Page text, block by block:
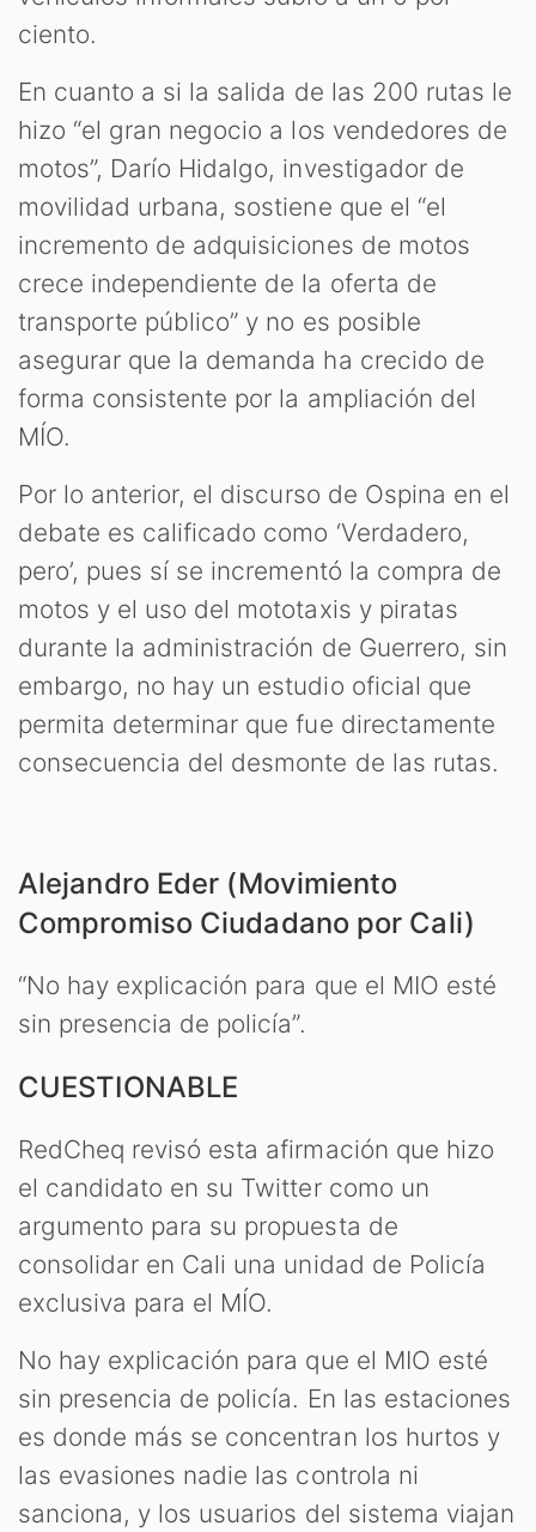
ciento.
En cuanto a si la salida de las 200 rutas le
hizo “el gran negocio a los vendedores de
motos”, Darío Hidalgo, investigador de
movilidad urbana, sostiene que el “el
incremento de adquisiciones de motos
crece independiente de la oferta de
transporte público” y no es posible
asegurar que la demanda ha crecido de
forma consistente por la ampliación del
MÍO.
Por lo anterior, el discurso de Ospina en el
debate es calificado como ‘Verdadero,
pero’, pues sí se incrementó la compra de
motos y el uso del mototaxis y piratas
durante la administración de Guerrero, sin
embargo, no hay un estudio oficial que
permita determinar que fue directamente
consecuencia del desmonte de las rutas.
Alejandro Eder (Movimiento
Compromiso Ciudadano por Cali)
“No hay explicación para que el MIO esté
sin presencia de policía”.
CUESTIONABLE
RedCheq revisó esta afirmación que hizo
el candidato en su Twitter como un
argumento para su propuesta de
consolidar en Cali una unidad de Policía
exclusiva para el MÍO.
No hay explicación para que el MIO esté
sin presencia de policía. En las estaciones
es donde más se concentran los hurtos y
las evasiones nadie las controla ni
sanciona, y los usuarios del sistema viajan